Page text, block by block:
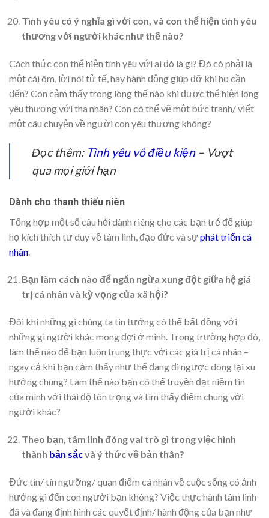
Tình yêu có ý nghĩa gì với con, và con thể hiện tình yêu
thương với người khác như thế nào?
Cách thức con thể hiện tình yêu với ai đó là gì? Đó có phải là
một cái ôm, lời nói tử tế, hay hành động giúp đỡ khi họ cần
đến? Con cảm thấy trong lòng thế nào khi được thể hiện lòng
yêu thương với tha nhân? Con có thể vẽ một bức tranh/ viết
một câu chuyện về người con yêu thương không?
Đọc thêm: Tình yêu vô điều kiện– Vượt
qua mọi giới hạn
Dành cho thanh thiếu niên
Tổng hợp một số câu hỏi dành riêng cho các bạn trẻ để giúp
họ kích thích tư duy về tâm linh, đạo đức và sựphát triển cá
nhân
Bạn làm cách nào để ngăn ngừa xung đột giữa hệ giá
trị cá nhân và kỳ vọng của xã hội?
Đôi khi những gì chúng ta tin tưởng có thể bất đồng với
những gì người khác mong đợi ở mình. Trong trường hợp đó,
làm thế nào để bạn luôn trung thực với các giá trị cá nhân –
ngay cả khi bạn cảm thấy như thể đang đi ngược dòng lại xu
hướng chung? Làm thế nào bạn có thể truyền đạt niềm tin
của mình với thái độ tôn trọng và tìm thấy điểm chung với
người khác?
Theo bạn, tâm linh đóng vai trò gì trong việc hình
thành bản sắcvà ý thức về bản thân?
Đức tin/ tín ngưỡng/ quan điểm cá nhân về cuộc sống có ảnh
hưởng gì đến con người bạn không? Việc thực hành tâm linh
đã và đang định hình các quyết định/ hành động của bạn như